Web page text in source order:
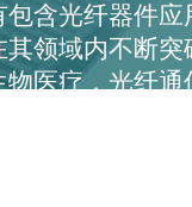
含光纤器件
领域内不断
医疗，光纤